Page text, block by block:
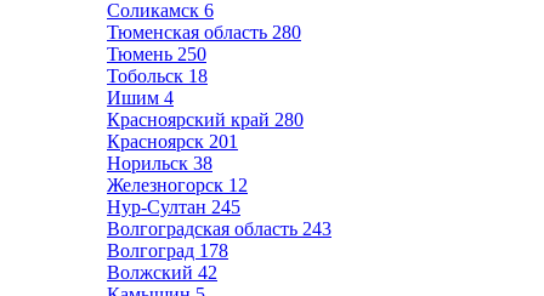
Соликамск 6
Тюменская область 280
Тюмень 250
Тобольск 18
Ишим 4
Красноярский край 280
Красноярск 201
Норильск 38
Железногорск 12
Нур-Султан 245
Волгоградская область 243
Волгоград 178
Волжский 42